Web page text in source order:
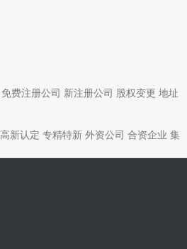
免费注册公司 新注册公司 股权变更 地址
高新认定 专精特新 外资公司 合资企业 集